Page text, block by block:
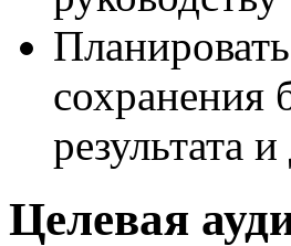
сохранения
результата
Целевая